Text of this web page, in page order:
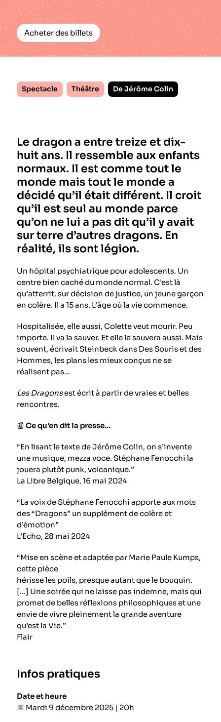
Acheter des billets
Spectacle Théâtre De Jérôme Colin
Le dragon a entre treize et dix-
huit ans. Il ressemble aux enfants
normaux. Il est comme tout le
monde mais tout le monde a
décidé qu’il était différent. Il croit
qu’il est seul au monde parce
qu’on ne lui a pas dit qu’il y avait
sur terre d’autres dragons. En
réalité, ils sont légion.
Un hôpital psychiatrique pour adolescents. Un
centre bien caché du monde normal. C’est là
qu’atterrit, sur décision de justice, un jeune garçon
en colère. Il a 15 ans. L’âge où la vie commence.
Hospitalisée, elle aussi, Colette veut mourir. Peu
importe. Il va la sauver. Et elle le sauvera aussi. Mais
souvent, écrivait Steinbeck dans Des Souris et des
Hommes, les plans les mieux conçus ne se
réalisent pas…
Les Dragonsest écrit à partir de vraies et belles
rencontres.
📰 Ce qu'en dit la presse…
“En lisant le texte de Jérôme Colin, on s’invente
une musique, mezza voce. Stéphane Fenocchi la
jouera plutôt punk, volcanique.”
La Libre Belgique, 16 mai 2024
“La voix de Stéphane Fenocchi apporte aux mots
des “Dragons” un supplément de colère et
d’émotion”
L’Echo, 28 mai 2024
“Mise en scène et adaptée par Marie Paule Kumps,
cette pièce
hérisse les poils, presque autant que le bouquin.
[...] Une soirée qui ne laisse pas indemne, mais qui
promet de belles réflexions philosophiques et une
envie de vivre pleinement la grande aventure
qu’est la Vie.”
Flair
Infos pratiques
Date et heure
📅 Mardi 9 décembre 2025 | 20h